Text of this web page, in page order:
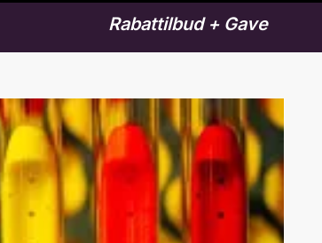
Rabattilbud + Gave